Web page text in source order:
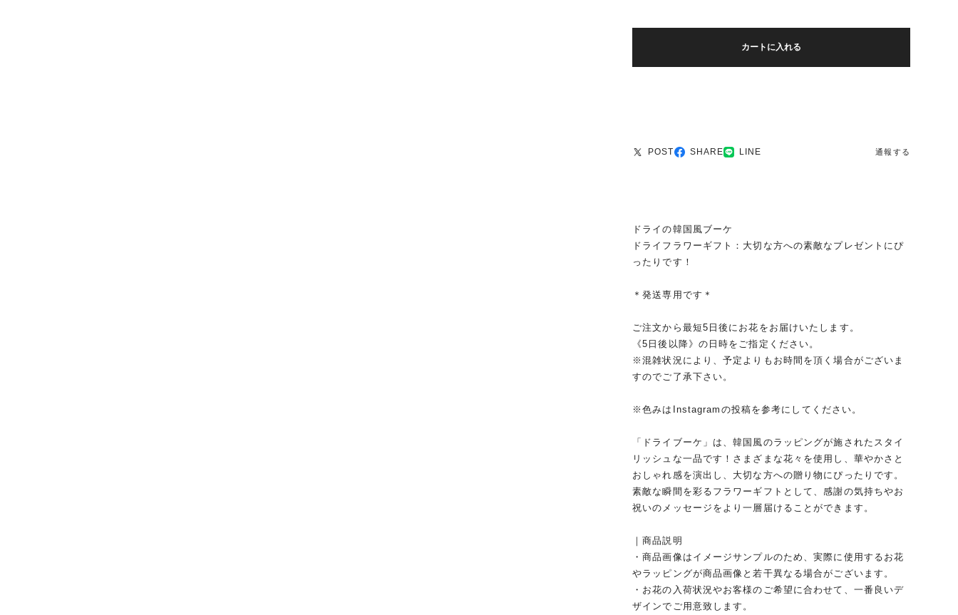
カートに入れる
POST SHARE LINE 通報する
ドライの韓国風ブーケ
ドライフラワーギフト：大切な方への素敵なプレゼントにぴ
ったりです！
＊発送専用です＊
ご注文から最短5日後にお花をお届けいたします。
《5日後以降》の日時をご指定ください。
※混雑状況により、予定よりもお時間を頂く場合がございま
すのでご了承下さい。
※色みはInstagramの投稿を参考にしてください。
「ドライブーケ」は、韓国風のラッピングが施されたスタイ
リッシュな一品です！さまざまな花々を使用し、華やかさと
おしゃれ感を演出し、大切な方への贈り物にぴったりです。
素敵な瞬間を彩るフラワーギフトとして、感謝の気持ちやお
祝いのメッセージをより一層届けることができます。
｜商品説明
・商品画像はイメージサンプルのため、実際に使用するお花
やラッピングが商品画像と若干異なる場合がございます。
・お花の入荷状況やお客様のご希望に合わせて、一番良いデ
ザインでご用意致します。